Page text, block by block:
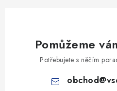
Pomůžeme
Potřebujete s něčím
obchod@